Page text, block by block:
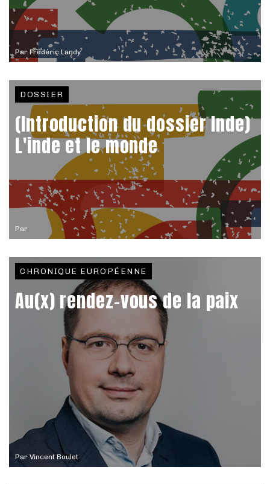
Par Frédéric Landy
Par
DOSSIER
(Introduction du dossier Inde)
L'inde et le monde
Par Vincent Boulet
CHRONIQUE EUROPÉENNE
Au(x) rendez-vous de la paix